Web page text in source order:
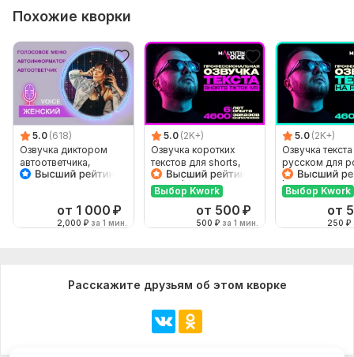
Похожие кворки
5.0 (618)
Озвучка диктором
автоответчика,
голосового меню, IVR
от 1 000 ₽
2,000 ₽ за 1 мин.
5.0 (2K+)
Озвучка коротких
текстов для shorts,
tiktok, рекламного
ролика, IVR
Выбор Kwork
от 500 ₽
500 ₽ за 1 мин.
5.0 (2K+)
Озвучка
русском для
рекламы,
Выбор Kwork
от
250 ₽
Расскажите друзьям об этом кворке